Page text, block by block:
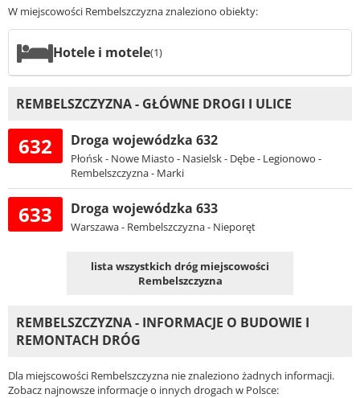
W miejscowości Rembelszczyzna znaleziono obiekty:
Hotele i motele(1)
REMBELSZCZYZNA - GŁÓWNE DROGI I ULICE
632 Droga wojewódzka 632
Płońsk - Nowe Miasto - Nasielsk - Dębe - Legionowo -
Rembelszczyzna - Marki
633 Droga wojewódzka 633
Warszawa - Rembelszczyzna - Nieporęt
lista wszystkich dróg miejscowości
Rembelszczyzna
REMBELSZCZYZNA - INFORMACJE O BUDOWIE I
REMONTACH DRÓG
Dla miejscowości Rembelszczyzna nie znaleziono żadnych informacji.
Zobacz najnowsze informacje o innych drogach w Polsce: